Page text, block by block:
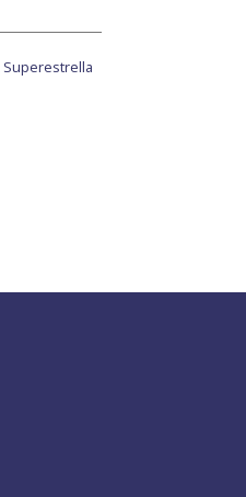
Superestrella